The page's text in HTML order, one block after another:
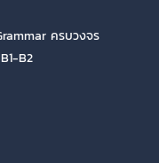
ครบวงจร
B2